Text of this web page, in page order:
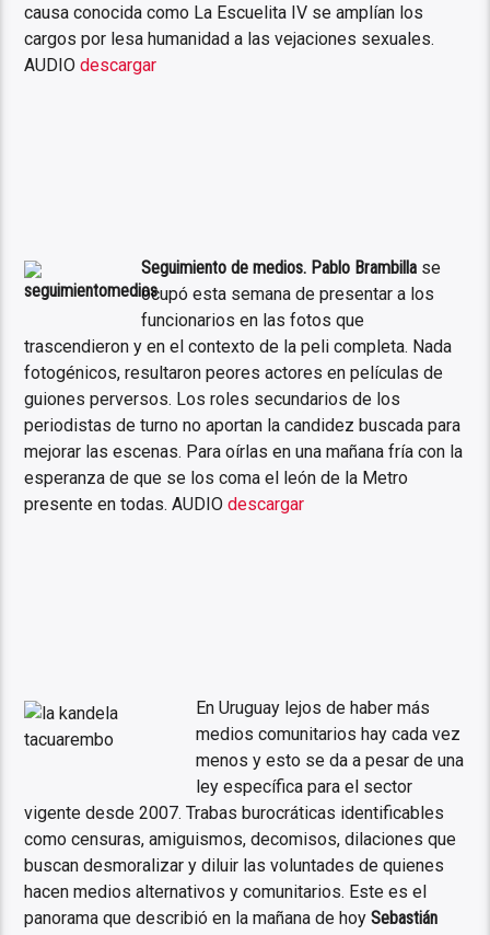
causa conocida como La Escuelita IV se amplían los
cargos por lesa humanidad a las vejaciones sexuales.
AUDIOdescargar
Seguimiento de medios. Pablo Brambilla se
ocupó esta semana de presentar a los
funcionarios en las fotos que
trascendieron y en el contexto de la peli completa. Nada
fotogénicos, resultaron peores actores en películas de
guiones perversos. Los roles secundarios de los
periodistas de turno no aportan la candidez buscada para
mejorar las escenas. Para oírlas en una mañana fría con la
esperanza de que se los coma el león de la Metro
presente en todas. AUDIOdescargar
En Uruguay lejos de haber más
medios comunitarios hay cada vez
menos y esto se da a pesar de una
ley específica para el sector
vigente desde 2007. Trabas burocráticas identificables
como censuras, amiguismos, decomisos, dilaciones que
buscan desmoralizar y diluir las voluntades de quienes
hacen medios alternativos y comunitarios. Este es el
panorama que describió en la mañana de hoy Sebastián